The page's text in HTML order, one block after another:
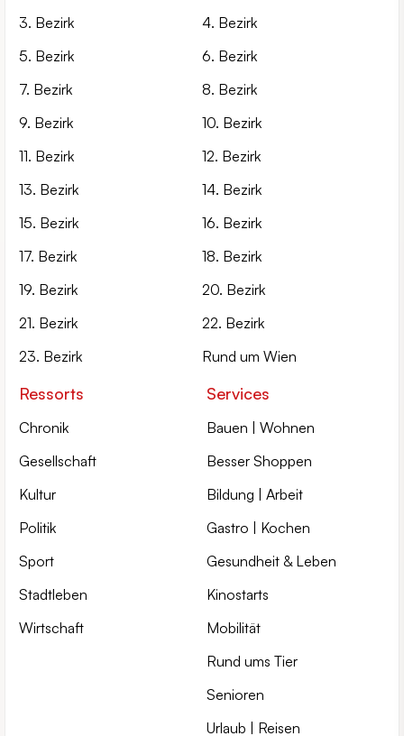
3. Bezirk
4. Bezirk
5. Bezirk
6. Bezirk
7. Bezirk
8. Bezirk
9. Bezirk
10. Bezirk
11. Bezirk
12. Bezirk
13. Bezirk
14. Bezirk
15. Bezirk
16. Bezirk
17. Bezirk
18. Bezirk
19. Bezirk
20. Bezirk
21. Bezirk
22. Bezirk
23. Bezirk
Rund um Wien
Ressorts
Chronik
Gesellschaft
Kultur
Politik
Sport
Stadtleben
Wirtschaft
Services
Bauen | Wohnen
Besser Shoppen
Bildung | Arbeit
Gastro | Kochen
Gesundheit & Leben
Kinostarts
Mobilität
Rund ums Tier
Senioren
Urlaub | Reisen